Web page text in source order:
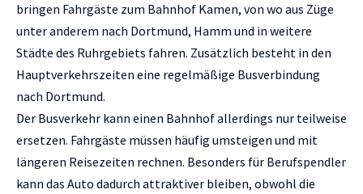
bringen Fahrgäste zum Bahnhof Kamen, von wo aus Züge
unter anderem nach Dortmund, Hamm und in weitere
Städte des Ruhrgebiets fahren. Zusätzlich besteht in den
Hauptverkehrszeiten eine regelmäßige Busverbindung
nach Dortmund.
Der Busverkehr kann einen Bahnhof allerdings nur teilweise
ersetzen. Fahrgäste müssen häufig umsteigen und mit
längeren Reisezeiten rechnen. Besonders für Berufspendler
kann das Auto dadurch attraktiver bleiben, obwohl die